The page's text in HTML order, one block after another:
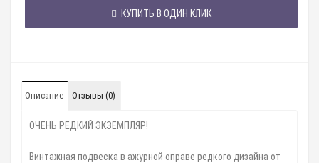
КУПИТЬ В ОДИН КЛИК
Описание Отзывы (0)
ОЧЕНЬ РЕДКИЙ ЭКЗЕМПЛЯР!
Винтажная подвеска в ажурной оправе редкого дизайна от